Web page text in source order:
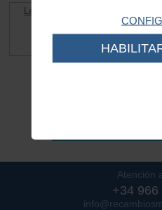
Leva excentrica desbloqueo
Ref. PO0685
Atención
+34 966